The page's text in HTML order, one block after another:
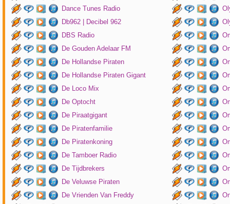
Dance Tunes Radio
Db962 | Decibel 962
DBS Radio
De Gouden Adelaar FM
De Hollandse Piraten
De Hollandse Piraten Gigant
De Loco Mix
De Optocht
De Piraatgigant
De Piratenfamilie
De Piratenkoning
De Tamboer Radio
De Tijdbrekers
De Veluwse Piraten
De Vrienden Van Freddy